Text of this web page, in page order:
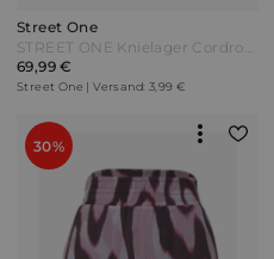
Street One
STREET ONE Knielager Cordrock mit Schnallendetail - black coffee Braun
69,99 €
Street One | Versand: 3,99 €
30%